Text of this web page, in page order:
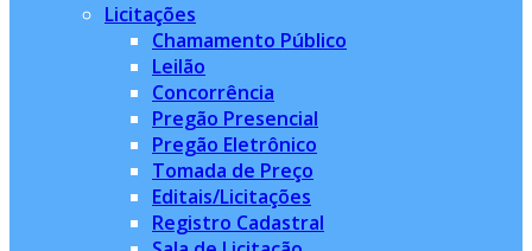
Licitações
Chamamento Público
Leilão
Concorrência
Pregão Presencial
Pregão Eletrônico
Tomada de Preço
Editais/Licitações
Registro Cadastral